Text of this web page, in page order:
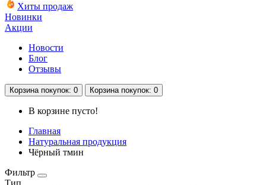
Хиты продаж
Новинки
Акции
Новости
Блог
Отзывы
Корзина покупок: 0 Корзина покупок: 0
В корзине пусто!
Главная
Натуральная продукция
Чёрный тмин
Фильтр
Тип